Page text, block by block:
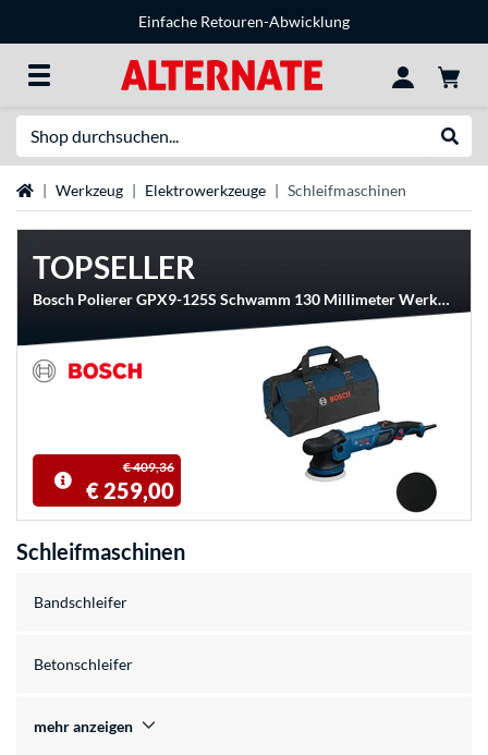
Einfache Retouren-Abwicklung
StartseiteWerkzeug Elektrowerkzeuge Schleifmaschinen
TOPSELLER
Bosch Polierer GPX9-125S Schwamm 130 Millimeter Werkzeugtasche, Poliermaschine
€ 409,36
€ 259,00
Schleifmaschinen
Bandschleifer
Betonschleifer
mehr anzeigen